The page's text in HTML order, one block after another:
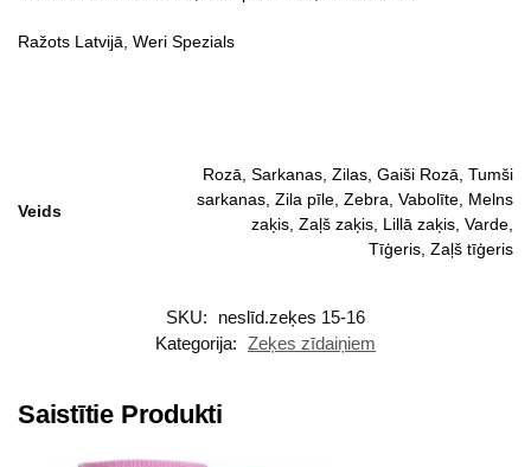
Ražots Latvijā, Weri Spezials
Veids
Rozā, Sarkanas, Zilas, Gaiši Rozā, Tumši
sarkanas, Zila pīle, Zebra, Vabolīte, Melns
zaķis, Zaļš zaķis, Lillā zaķis, Varde,
Tīģeris, Zaļš tīģeris
SKU:
neslīd.zeķes 15-16
Kategorija: Zeķes zīdaiņiem
Saistītie Produkti